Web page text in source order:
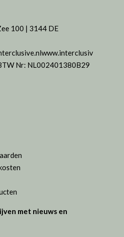
100 | 3144 DE
www.interclusiv
Nr: NL002401380B29
met nieuws en